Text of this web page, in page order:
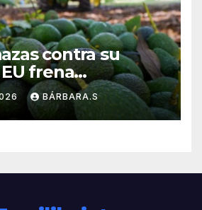
contra su
frena
de aguacate
BÁRBARA.S